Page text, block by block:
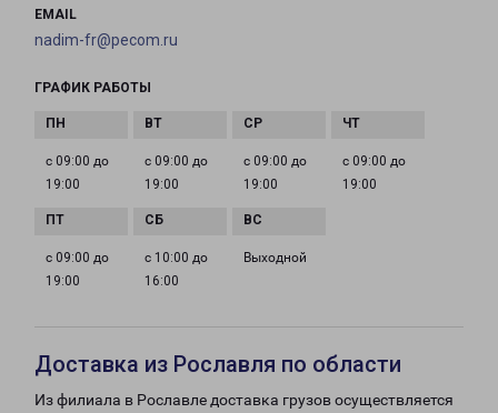
EMAIL
nadim-fr@pecom.ru
ГРАФИК РАБОТЫ
с 09:00 до
19:00
с 09:00 до
19:00
с 09:00 до
19:00
с 09:00 до
19:00
с 09:00 до
19:00
с 10:00 до
16:00
Выходной
Доставка из Рославля по области
Из филиала в Рославле доставка грузов осуществляется